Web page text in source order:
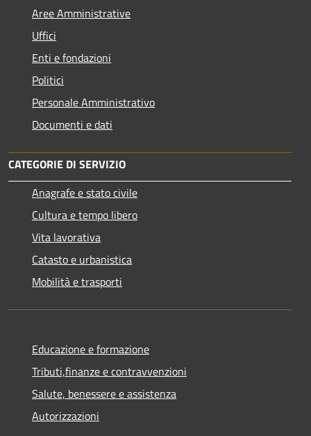
Aree Amministrative
Uffici
Enti e fondazioni
Politici
Personale Amministrativo
Documenti e dati
CATEGORIE DI SERVIZIO
Anagrafe e stato civile
Cultura e tempo libero
Vita lavorativa
Catasto e urbanistica
Mobilità e trasporti
Educazione e formazione
Tributi,finanze e contravvenzioni
Salute, benessere e assistenza
Autorizzazioni